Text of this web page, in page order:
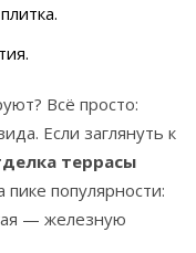
Всё просто:
Если заглянуть к
террасы
популярности:
— железную